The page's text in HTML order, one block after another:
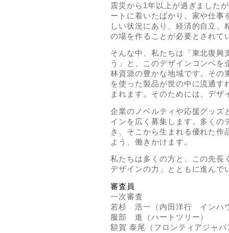
震災から1年以上が過ぎました
ートに着いたばかり。家や仕事
しい状況にあり、経済的自立
の場を作ることが必要とされて
そんな中、私たちは「東北復興
う」と、このデザインコンペ
林資源の豊かな地域です。その
を使った製品が世の中に流通
まれます。そのためには、デザ
企業のノベルティや応援グッズ
インを広く募集します。多くの
き、そこから生まれる優れた
よう、働きかけます。
私たちは多くの方と、この先長
デザインの力」とともに進んで
審査員
一次審査
若杉 浩一（内田洋行 インハ
服部 進（ハートツリー）
額賀 泰尾（フロンティアジャパ